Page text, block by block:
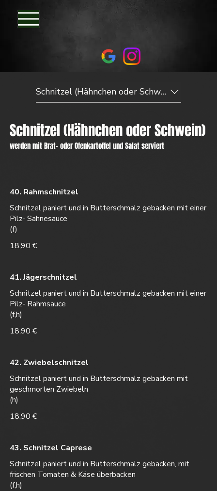
Schnitzel (Hähnchen oder Schwein)
Schnitzel (Hähnchen oder Schwein)
werden mit Brat- oder Ofenkartoffel und Salat serviert
40. Rahmschnitzel
Schnitzel paniert und in Butterschmalz gebacken mit einer
Pilz- Sahnesauce
(f)
18,90 €
41. Jägerschnitzel
Schnitzel paniert und in Butterschmalz gebacken mit einer
Pilz- Rahmsauce
(f,h)
18,90 €
42. Zwiebelschnitzel
Schnitzel paniert und in Butterschmalz gebacken mit
geschmorten Zwiebeln
18,90 €
43. Schnitzel Caprese
Schnitzel paniert und in Butterschmalz gebacken, mit
frischen Tomaten & Käse überbacken
(f,h)